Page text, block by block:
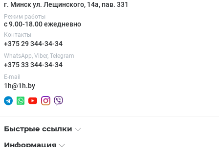
г. Минск ул. Лещинского, 14а, пав. 331
Режим работы
с 9.00-18.00 ежедневно
Контакты
+375 29 344-34-34
WhatsApp, Viber, Telegram
+375 33 344-34-34
E-mail
1h@1h.by
Быстрые ссылки
Информация